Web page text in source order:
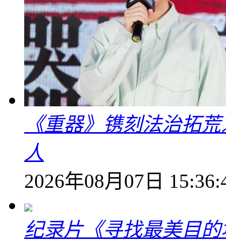
《重器》镌刻法治拓
人
2026年08月07日
纪录片《寻找最美目